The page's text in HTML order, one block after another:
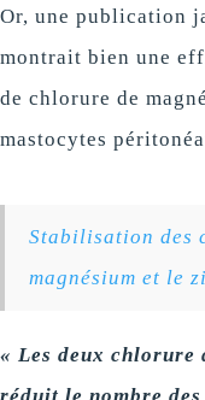
Or, une publication
montrait bien une
de chlorure de
mastocytes
Stabilisation des
magnésium et le
« Les deux chlorure